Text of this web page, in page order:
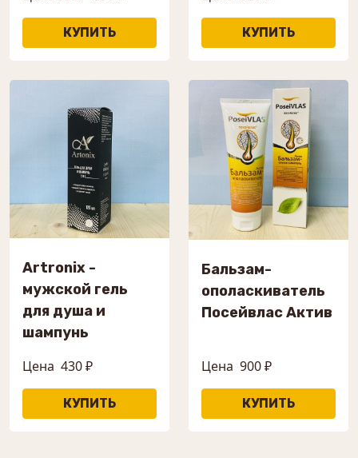
Artronix -
мужской гель
для душа и
шампунь
Цена 430 ₽
Бальзам-
ополаскиватель
Посейвлас Актив
Цена 900 ₽